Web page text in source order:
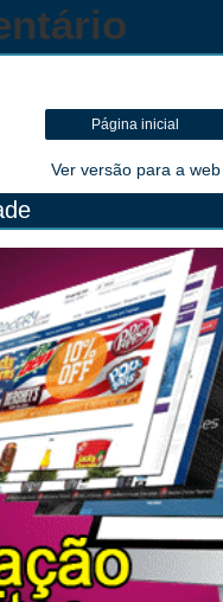
Página inicial
Ver versão para a web